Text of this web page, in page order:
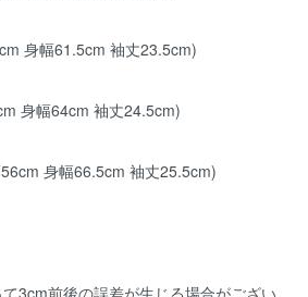
身幅61.5cm 袖丈23.5cm)
身幅64cm 袖丈24.5cm)
身幅66.5cm 袖丈25.5cm)
3cm前後の誤差が生じる場合がござい